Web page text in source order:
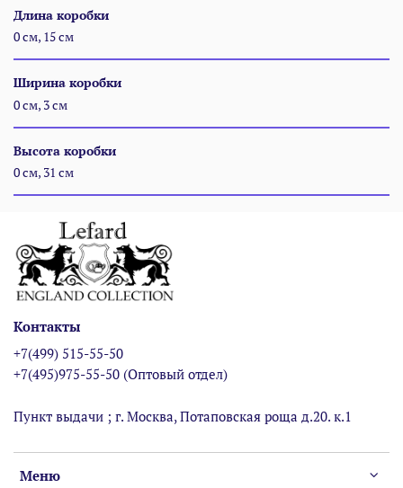
Длина коробки
0 см, 15 см
Ширина коробки
0 см, 3 см
Высота коробки
0 см, 31 см
Меню
Контакты
+7(499) 515-55-50
+7(495)975-55-50 (Оптовый отдел)
Пункт выдачи ; г. Москва, Потаповская роща д.20. к.1